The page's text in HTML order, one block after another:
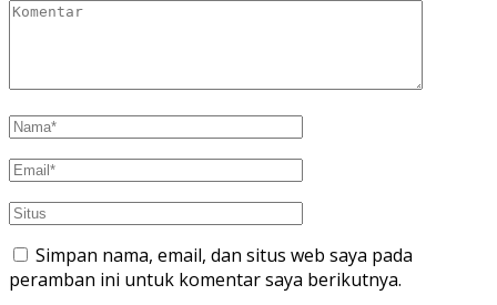
Simpan nama, email, dan situs web saya pada
peramban ini untuk komentar saya berikutnya.